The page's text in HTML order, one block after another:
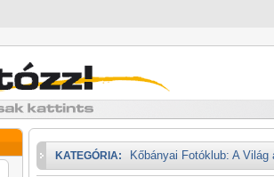
KATEGÓRIA: Kőbányai Fotóklub: A